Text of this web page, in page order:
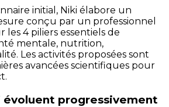
initial, Niki élabore un
conçu par un professionnel
les 4 piliers essentiels de
mentale, nutrition,
Les activités proposées sont
avancées scientifiques pour
évoluent progressivement